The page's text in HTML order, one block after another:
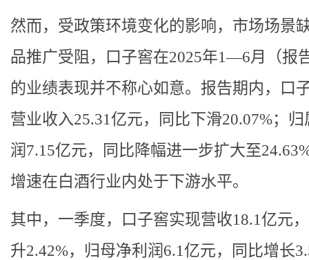
然而，受政策环境变化的影响，市场场景
品推广受阻，口子窖在2025年1—6月（报
的业绩表现并不称心如意。报告期内，口
营业收入25.31亿元，同比下滑20.07%；归
润7.15亿元，同比降幅进一步扩大至
增速在白酒行业内处于下游水平。
其中，一季度，口子窖实现营收18.1亿元
升2.42%，归母净利润6.1亿元，同比增长